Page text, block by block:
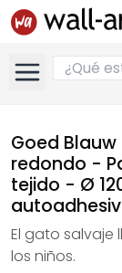
Goed
redondo -
tejido - Ø
El gato
los niños.